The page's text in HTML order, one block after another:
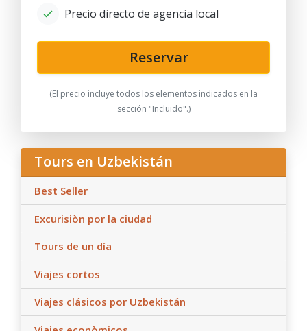
Precio directo de agencia local
Reservar
(El precio incluye todos los elementos indicados en la
sección "Incluido".)
Tours en Uzbekistán
Best Seller
Excurisiòn por la ciudad
Tours de un día
Viajes cortos
Viajes clásicos por Uzbekistán